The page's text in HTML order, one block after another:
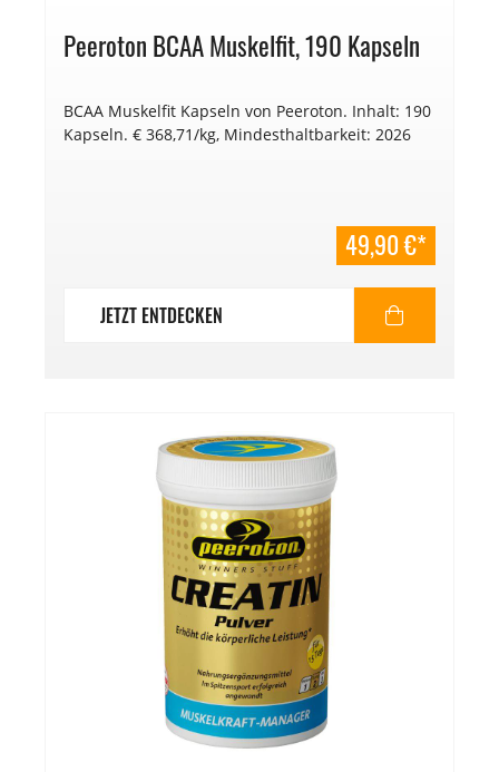
Peeroton BCAA Muskelfit, 190 Kapseln
BCAA Muskelfit Kapseln von Peeroton. Inhalt: 190
Kapseln. € 368,71/kg, Mindesthaltbarkeit: 2026
49,90 €*
JETZT ENTDECKEN